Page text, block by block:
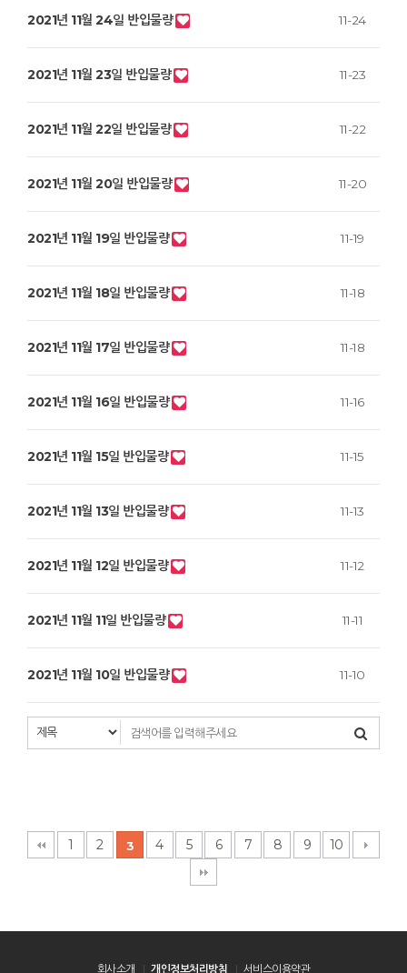
2021년 11월 24일 반입물량 11-24
2021년 11월 23일 반입물량 11-23
2021년 11월 22일 반입물량 11-22
2021년 11월 20일 반입물량 11-20
2021년 11월 19일 반입물량 11-19
2021년 11월 18일 반입물량 11-18
2021년 11월 17일 반입물량 11-18
2021년 11월 16일 반입물량 11-16
2021년 11월 15일 반입물량 11-15
2021년 11월 13일 반입물량 11-13
2021년 11월 12일 반입물량 11-12
2021년 11월 11일 반입물량 11-11
2021년 11월 10일 반입물량 11-10
1 2 3 4 5 6 7 8 9 10
회사소개 개인정보처리방침 서비스이용약관